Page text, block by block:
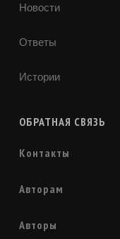
Новости
Ответы
Истории
ОБРАТНАЯ СВЯЗЬ
Контакты
Авторам
Авторы